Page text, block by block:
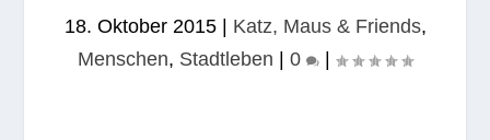
18. Oktober 2015| Katz, Maus & Friends,
Menschen, Stadtleben 0